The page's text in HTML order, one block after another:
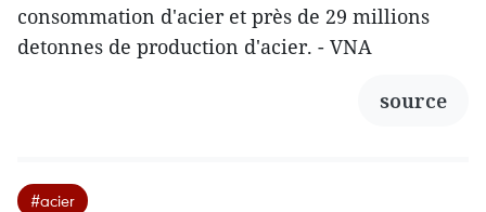
consommation d'acier et près de 29 millions
detonnes de production d'acier. - VNA
source
#acier